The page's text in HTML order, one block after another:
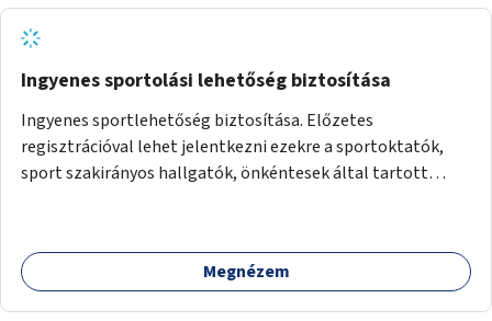
Ingyenes sportolási lehetőség biztosítása
Ingyenes sportlehetőség biztosítása. Előzetes
regisztrációval lehet jelentkezni ezekre a sportoktatók,
sport szakirányos hallgatók, önkéntesek által tartott
Megnézem